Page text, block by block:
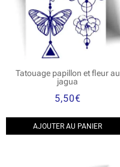
Tatouage papillon et fleur au
jagua
5,50€
AJOUTER AU PANIER